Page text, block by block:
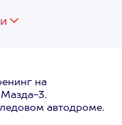
на
3.
автодроме.